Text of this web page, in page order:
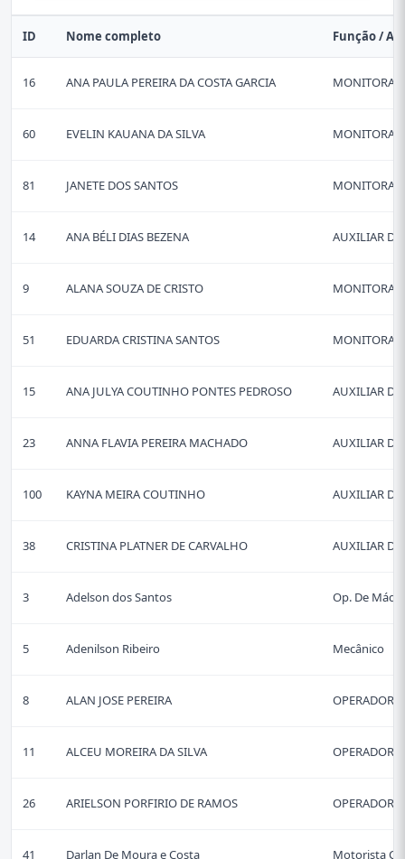
ID Nome completo Função /
16 ANA PAULA PEREIRA DA COSTA GARCIA MONITORA
60 EVELIN KAUANA DA SILVA MONITORA
81 JANETE DOS SANTOS MONITORA
14 ANA BÉLI DIAS BEZENA AUXILIAR DE
9 ALANA SOUZA DE CRISTO MONITORA
51 EDUARDA CRISTINA SANTOS MONITORA
15 ANA JULYA COUTINHO PONTES PEDROSO AUXILIAR DE
23 ANNA FLAVIA PEREIRA MACHADO AUXILIAR DE
100 KAYNA MEIRA COUTINHO AUXILIAR DE
38 CRISTINA PLATNER DE CARVALHO AUXILIAR DE
3 Adelson dos Santos Op. De
5 Adenilson Ribeiro Mecânico
8 ALAN JOSE PEREIRA OPERADOR
11 ALCEU MOREIRA DA SILVA OPERADOR
26 ARIELSON PORFIRIO DE RAMOS OPERADOR
41 Darlan De Moura e Costa Motorista C